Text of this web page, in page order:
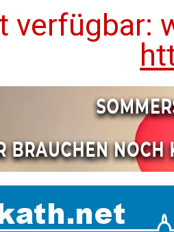
verfügbar: